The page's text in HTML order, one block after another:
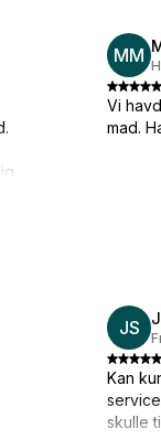
MM
Vi
mad.
JS
Kan
skulle